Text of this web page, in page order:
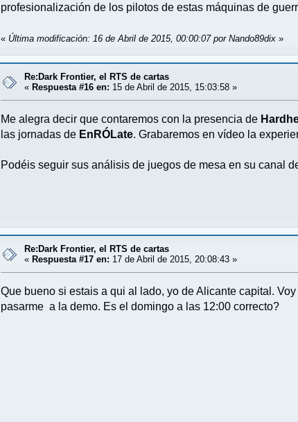
profesionalización de los pilotos de estas máquinas de
« Última modificación: 16 de Abril de 2015, 00:00:07 por Nando89dix »
Re:Dark Frontier, el RTS de cartas
«Respuesta #16 en: 15 de Abril de 2015, 15:03:58 »
Me alegra decir que contaremos con la presencia de
las jornadas de EnRÓLate. Grabaremos en vídeo la
Podéis seguir sus análisis de juegos de mesa en su canal
Re:Dark Frontier, el RTS de cartas
« Respuesta #17 en: 17 de Abril de 2015, 20:08:43 »
Que bueno si estais a qui al lado, yo de Alicante capital.
pasarme a la demo. Es el domingo a las 12:00 correcto?